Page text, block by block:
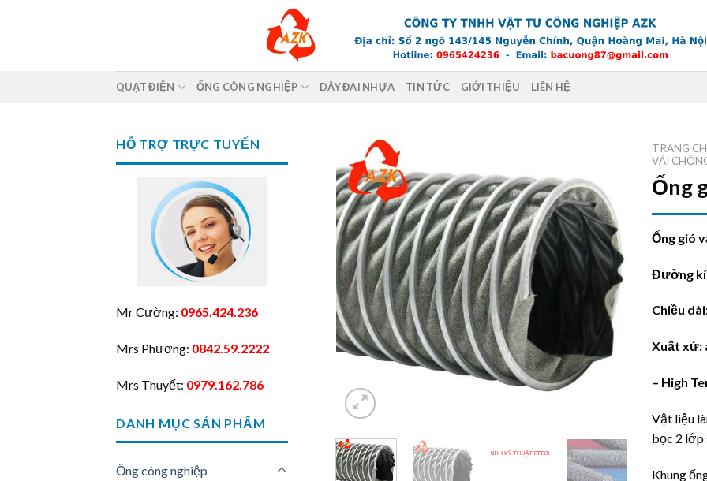
QUẠT ĐIỆN ỐNG CÔNG NGHIỆP DÂY ĐAI NHỰA TIN TỨC GIỚI THIỆU LIÊN HỆ
HỖ TRỢ TRỰC TUYẾN
Mr Cường: 0965.424.236
Mrs Phương: 0842.59.2222
Mrs Thuyết: 0979.162.786
DANH MỤC SẢN PHẨM
Ống công nghiệp
TRANG
VẢI
Ống
Ống gió
Đường
Chiều
Xuất xứ:
– High
Vật liệu
bọc 2 lớp
Khung